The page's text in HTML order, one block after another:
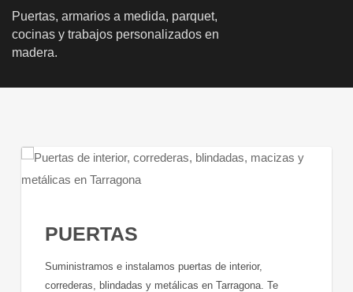
Puertas, armarios a medida, parquet,
cocinas y trabajos personalizados en
madera.
PUERTAS
Suministramos e instalamos puertas de interior,
correderas, blindadas y metálicas en Tarragona. Te